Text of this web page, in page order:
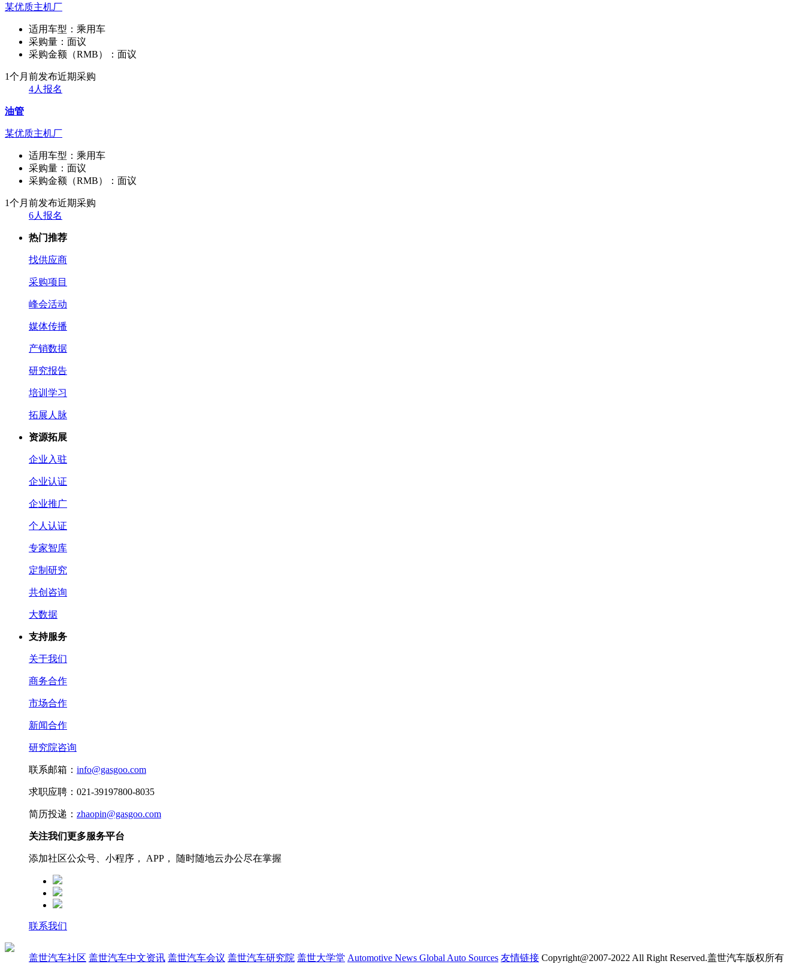
某优质主机厂
适用车型： 乘用车
采购量： 面议
采购金额（RMB）： 面议
1个月前发布近期采购
4人报名
油管
某优质主机厂
适用车型： 乘用车
采购量： 面议
采购金额（RMB）： 面议
1个月前发布近期采购
6人报名
热门推荐
找供应商
采购项目
峰会活动
媒体传播
产销数据
研究报告
培训学习
拓展人脉
资源拓展
企业入驻
企业认证
企业推广
个人认证
专家智库
定制研究
共创咨询
大数据
支持服务
关于我们
商务合作
市场合作
新闻合作
研究院咨询
联系邮箱： info@gasgoo.com
求职应聘：021-39197800-8035
简历投递： zhaopin@gasgoo.com
关注我们更多服务平台
添加社区公众号、小程序， APP， 随时随地云办公尽在掌握
联系我们
盖世汽车社区 盖世汽车中文资讯 盖世汽车会议 盖世汽车研究院 盖世大学堂 Automotive News Global Auto Sources 友情链接 Copyright@2007-2022 All Right Reserved.盖世汽车版权所有